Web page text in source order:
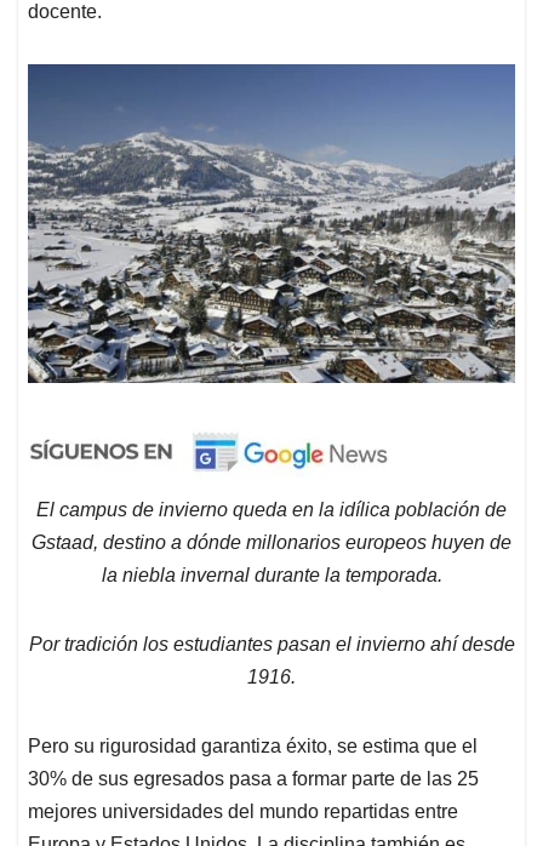
docente.
El campus de invierno queda en la idílica población de
Gstaad, destino a dónde millonarios europeos huyen de
la niebla invernal durante la temporada.
Por tradición los estudiantes pasan el invierno ahí desde
1916.
Pero su rigurosidad garantiza éxito, se estima que el
30% de sus egresados pasa a formar parte de las 25
mejores universidades del mundo repartidas entre